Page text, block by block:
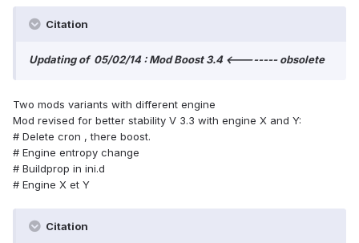
Citation
Updating of 05/02/14 : Mod Boost 3.4 <-------- obsolete
Two mods variants with different engine
Mod revised for better stability V 3.3 with engine X and Y:
# Delete cron , there boost.
# Engine entropy change
# Buildprop in ini.d
# Engine X et Y
Citation